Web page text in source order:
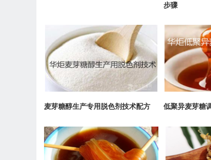
步骤
麦芽糖醇生产专用脱色剂技术配方 低聚异麦芽糖